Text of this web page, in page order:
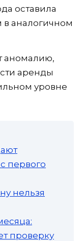
оставила
в аналогичном
аномалию,
аренды
уровне
первого
нельзя
проверку